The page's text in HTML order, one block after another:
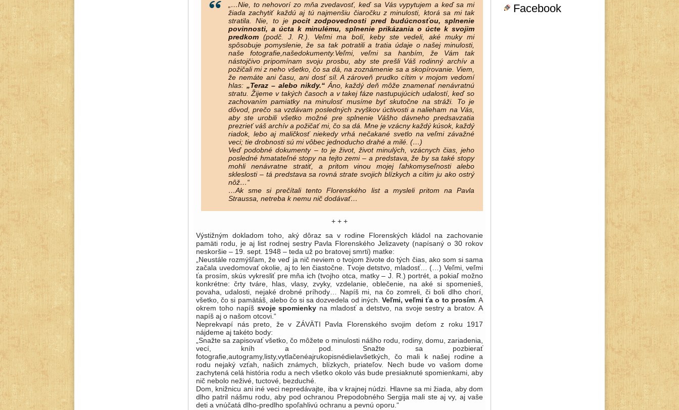
„…Nie, to nehovorí zo mňa zvedavosť, keď sa Vás vypytujem a keď sa mi
žiada zachytiť každú aj tú najmenšiu čiaročku z minulosti, ktorá sa mi tak
stratila. Nie, to je pocit zodpovednosti pred budúcnosťou, splnenie
povinnosti, a úcta k minulému, splnenie prikázania o úcte k svojim
predkom (podč. J. R.). Veľmi ma bolí, keby ste vedeli, aké muky mi
spôsobuje pomyslenie, že sa tak potratili a tratia údaje o našej minulosti,
naše fotograﬁe,našedokumenty.Veľmi, veľmi sa hanbím, že Vám tak
nástojčivo pripomínam svoju prosbu, aby ste prešli Váš rodinný archív a
požičali mi z neho všetko, čo sa dá, na zoznámenie sa a skopírovanie. Viem,
že nemáte ani času, ani dosť síl. A zároveň prudko cítim v mojom vedomí
hlas: „Teraz – alebo nikdy.“Áno, každý deň môže znamenať nenávratnú
stratu. Žijeme v takých časoch a v takej fáze nastupujúcich udalostí, keď so
zachovaním pamiatky na minulosť musíme byť skutočne na stráži. To je
dôvod, prečo sa vzdávam posledných zvyškov úctivosti a nalieham na Vás,
aby ste urobili všetko možné pre splnenie Vášho dávneho predsavzatia
prezrieť váš archív a požičať mi, čo sa dá. Mne je vzácny každý kúsok, každý
riadok, lebo aj maličkosť niekedy vrhá nečakané svetlo na veľmi závažné
veci; tie drobnosti sú mi vôbec jednoducho drahé a milé. (…)
Veď podobné dokumenty – to je život, život minulých, vzácnych čias, jeho
posledné hmatateľné stopy na tejto zemi – a predstava, že by sa také stopy
mohli nenávratne stratiť, a pritom vinou mojej ľahkomyseľnosti alebo
skleslosti – tá predstava sa rovná strate svojich blízkych a cítim ju ako ostrý
nôž…“
…Ak sme si prečítali tento Florenského list a mysleli pritom na Pavla
Straussa, netreba k nemu nič dodávať…
+ + +
Výstižným dokladom toho, aký dôraz sa v rodine Florenských kládol na zachovanie
pamäti rodu, je aj list rodnej sestry Pavla Florenského Jelizavety (napísaný o 30 rokov
neskoršie – 19. sept. 1948 – teda už po bratovej smrti) matke:
„Neustále rozmýšľam, že veď ja nič neviem o tvojom živote do tých čias, ako som si sama
začala uvedomovať okolie, aj to len čiastočne. Tvoje detstvo, mladosť… (…) Veľmi, veľmi
ťa prosím, skús vykresliť pre mňa ich (tvojho otca, matky – J. R.) portrét, a pokiaľ možno
konkrétne: črty tváre, hlas, vlasy, zvyky, vzdelanie, oblečenie, na aké si spomenieš,
povaha, udalosti, nejaké drobné príhody… Napíš mi, na čo zomreli, či boli dlho chorí,
všetko, čo si pamätáš, alebo čo si sa dozvedela od iných. Veľmi, veľmi ťa o to prosím. A
okrem toho napíš svoje spomienky na mladosť a detstvo, na svoje sestry a bratov. A
napíš aj o našom otcovi.“
Neprekvapí nás preto, že v ZÁVÄTI Pavla Florenského svojim deťom z roku 1917
nájdeme aj takéto body:
„Snažte sa zapisovať všetko, čo môžete o minulosti nášho rodu, rodiny, domu, zariadenia,
vecí, kníh a pod. Snažte sa pozbierať
fotograﬁe,autogramy,listy,vytlačenéajrukopisnédielavšetkých, čo mali k našej rodine a
rodu nejaký vzťah, našich známych, blízkych, priateľov. Nech bude vo vašom dome
zachytená celá história rodu a nech všetko okolo vás bude presiaknuté spomienkami, aby
nič nebolo neživé, tuctové, bezduché.
Dom, knižnicu ani iné veci nepredávajte, iba v krajnej núdzi. Hlavne sa mi žiada, aby dom
dlho patril nášmu rodu, aby pod ochranou Prepodobného Sergija mali ste aj vy, aj vaše
deti a vnúčatá dlho-predlho spoľahlivú ochranu a pevnú oporu.“
Facebook